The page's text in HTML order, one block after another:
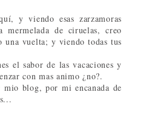
y viendo esas zarzamoras
mermelada de ciruelas, creo
una vuelta; y viendo todas tus
el sabor de las vacaciones y
con mas animo ¿no?.
blog, por mi encanada de